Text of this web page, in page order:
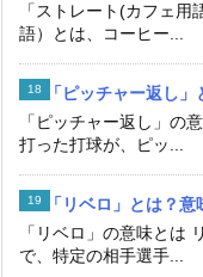
「ストレート(カフェ
語）とは、コーヒー...
「ピッチャー返し
「ピッチャー返し」の
打った打球が、ピッ...
「リベロ」とは？
「リベロ」の意味とは
で、特定の相手選手...